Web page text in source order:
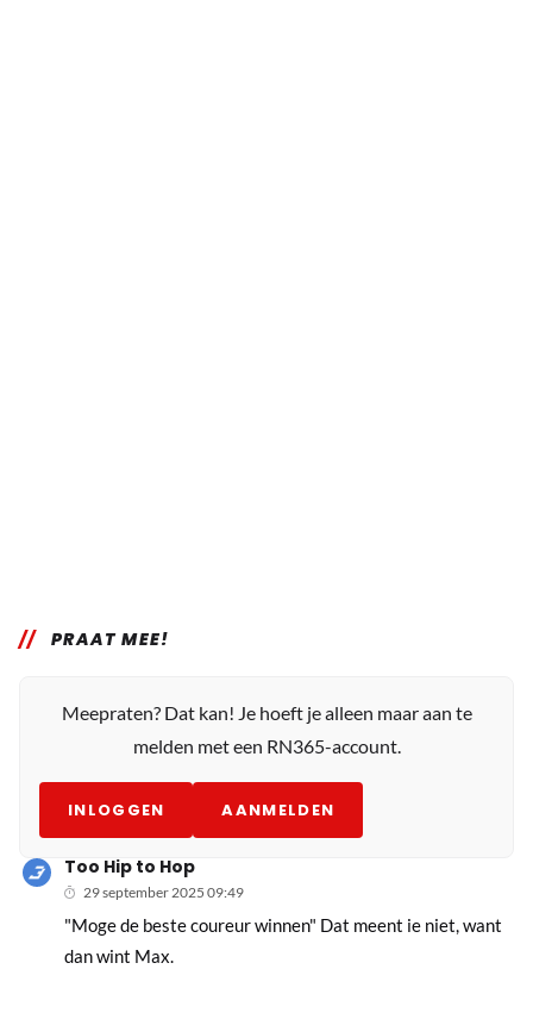
PRAAT MEE!
Meepraten? Dat kan! Je hoeft je alleen maar aan te
melden met een RN365-account.
INLOGGEN AANMELDEN
Too Hip to Hop
29 september 2025 09:49
"Moge de beste coureur winnen" Dat meent ie niet, want
dan wint Max.